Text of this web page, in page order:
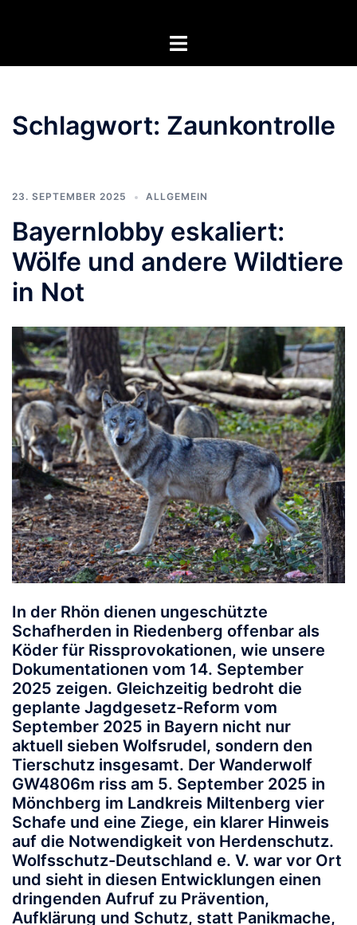
Menü
Schlagwort: Zaunkontrolle
23. SEPTEMBER 2025 ALLGEMEIN
Bayernlobby eskaliert:
Wölfe und andere Wildtiere
in Not
In der Rhön dienen ungeschützte
Schafherden in Riedenberg offenbar als
Köder für Rissprovokationen, wie unsere
Dokumentationen vom 14. September
2025 zeigen. Gleichzeitig bedroht die
geplante Jagdgesetz-Reform vom
September 2025 in Bayern nicht nur
aktuell sieben Wolfsrudel, sondern den
Tierschutz insgesamt. Der Wanderwolf
GW4806m riss am 5. September 2025 in
Mönchberg im Landkreis Miltenberg vier
Schafe und eine Ziege, ein klarer Hinweis
auf die Notwendigkeit von Herdenschutz.
Wolfsschutz-Deutschland e. V. war vor Ort
und sieht in diesen Entwicklungen einen
dringenden Aufruf zu Prävention,
Aufklärung und Schutz, statt Panikmache,